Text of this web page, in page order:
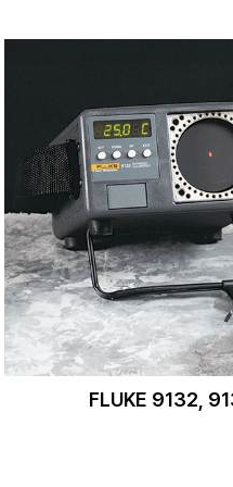
FLUKE 9132,